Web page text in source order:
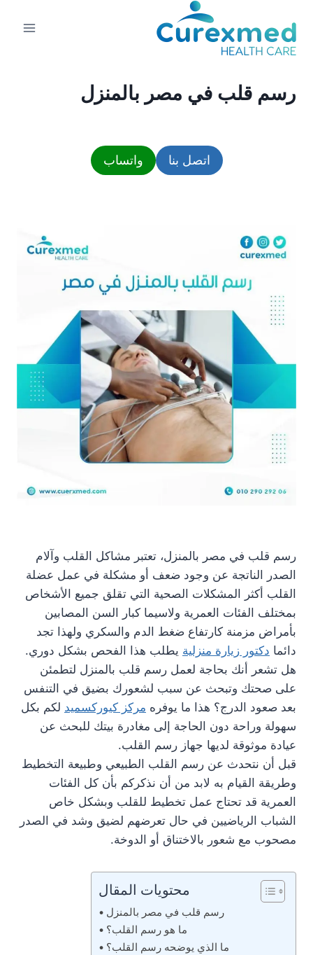
المحتوى
رسم قلب في مصر بالمنزل
اتصل بنا واتساب
رسم قلب في مصر بالمنزل، تعتبر مشاكل القلب وآلام
الصدر الناتجة عن وجود ضعف أو مشكلة في عمل عضلة
القلب أكثر المشكلات الصحية التي تقلق جميع الأشخاص
بمختلف الفئات العمرية ولاسيما كبار السن المصابين
بأمراض مزمنة كارتفاع ضغط الدم والسكري ولهذا تجد
دائما دكتور زيارة منزلية يطلب هذا الفحص بشكل دوري.
هل تشعر أنك بحاجة لعمل رسم قلب بالمنزل لتطمئن
على صحتك وتبحث عن سبب لشعورك بضيق في التنفس
بعد صعود الدرج؟ هذا ما يوفره مركز كيوركسميد لكم بكل
سهولة وراحة دون الحاجة إلى مغادرة بيتك للبحث عن
عيادة موثوقة لديها جهاز رسم القلب.
قبل أن نتحدث عن رسم القلب الطبيعي وطبيعة التخطيط
وطريقة القيام به لابد من أن نذكركم بأن كل الفئات
العمرية قد تحتاج عمل تخطيط للقلب وبشكل خاص
الشباب الرياضيين في حال تعرضهم لضيق وشد في الصدر
مصحوب مع شعور بالاختناق أو الدوخة.
محتويات المقال
رسم قلب في مصر بالمنزل
ما هو رسم القلب؟
ما الذي يوضحه رسم القلب؟